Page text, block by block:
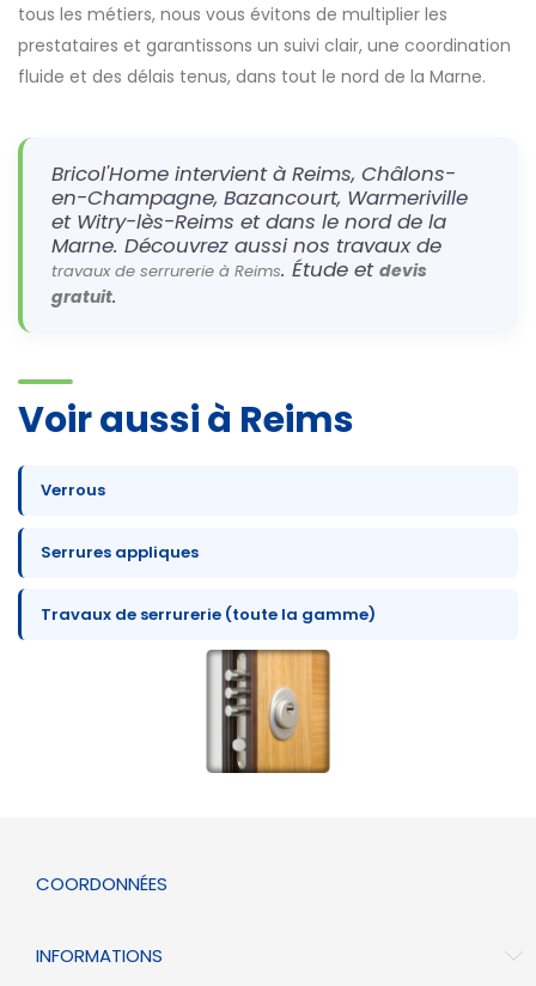
tous les métiers, nous vous évitons de multiplier les
prestataires et garantissons un suivi clair, une coordination
fluide et des délais tenus, dans tout le nord de la Marne.
Bricol'Home intervient à Reims, Châlons-
en-Champagne, Bazancourt, Warmeriville
et Witry-lès-Reims et dans le nord de la
Marne. Découvrez aussi nos travaux de
travaux de serrurerie à Reims. Étude et devis
gratuit.
Voir aussi à Reims
Verrous
Serrures appliques
Travaux de serrurerie (toute la gamme)
COORDONNÉES
INFORMATIONS